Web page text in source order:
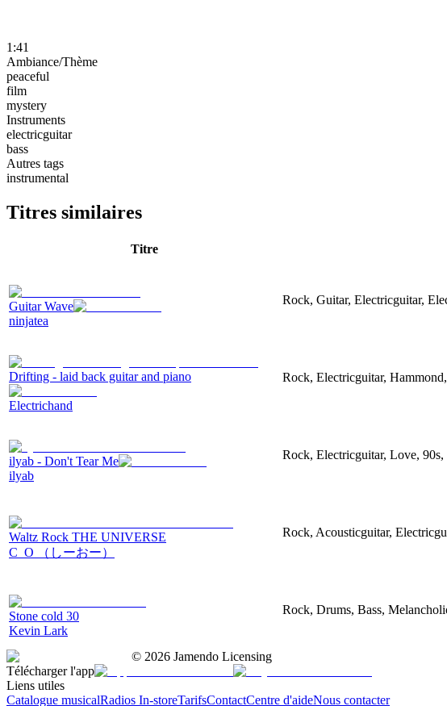
1:41
Ambiance/Thème
peaceful
film
mystery
Instruments
electricguitar
bass
Autres tags
instrumental
Titres similaires
Titre
Guitar Wave
ninjatea
Rock, Guitar, Electricguitar,
Drifting - laid back guitar and piano
Electrichand
Rock, Electricguitar,
ilyab - Don't Tear Me
ilyab
Rock, Electricguitar, Love, 90s,
Waltz Rock THE UNIVERSE
C_O （しーおー）
Rock, Acousticguitar,
Stone cold 30
Kevin Lark
Rock, Drums, Bass,
© 2026 Jamendo Licensing
Télécharger l'app
Liens utiles
Catalogue musicalRadios In-storeTarifsContactCentre d'aideNous contacter